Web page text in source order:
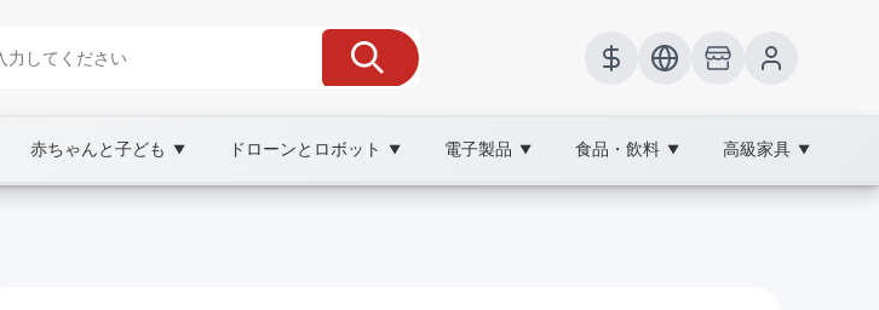
赤ちゃんと子ども ▼ ドローンとロボット ▼ 電子製品 ▼ 食品・飲料 ▼ 高級家具 ▼